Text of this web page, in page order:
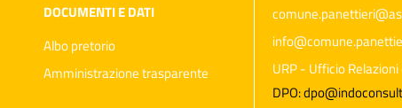
DOCUMENTI E DATI
Albo pretorio
Amministrazione trasparente
URP - Ufficio
DPO: